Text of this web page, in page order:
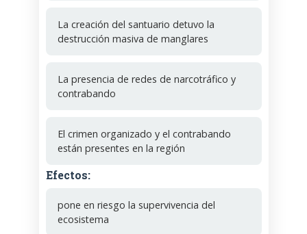
La creación del santuario detuvo la
destrucción masiva de manglares
La presencia de redes de narcotráfico y
contrabando
El crimen organizado y el contrabando
están presentes en la región
Efectos:
pone en riesgo la supervivencia del
ecosistema